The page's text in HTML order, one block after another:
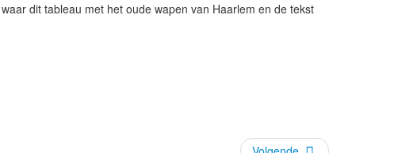
dit tableau met het oude wapen van Haarlem en de tekst